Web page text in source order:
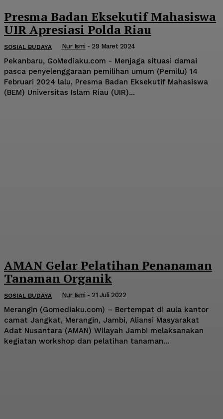
Presma Badan Eksekutif Mahasiswa
UIR Apresiasi Polda Riau
SOSIAL BUDAYA Nur Ismi - 29 Maret 2024
Pekanbaru, GoMediaku.com - Menjaga situasi damai
pasca penyelenggaraan pemilihan umum (Pemilu) 14
Februari 2024 lalu, Presma Badan Eksekutif Mahasiswa
(BEM) Universitas Islam Riau (UIR)...
AMAN Gelar Pelatihan Penanaman
Tanaman Organik
SOSIAL BUDAYA Nur Ismi - 21 Juli 2022
Merangin (Gomediaku.com) – Bertempat di aula kantor
camat Jangkat, Merangin, Jambi, Aliansi Masyarakat
Adat Nusantara (AMAN) Wilayah Jambi melaksanakan
kegiatan workshop dan pelatihan tanaman...